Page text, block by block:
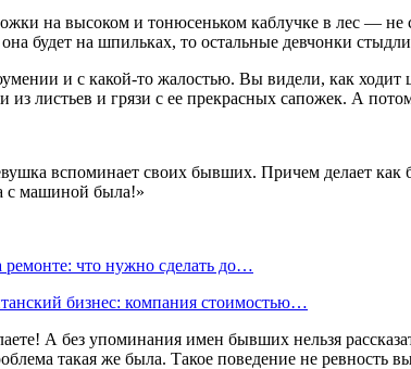
на высоком и тонюсеньком каблучке в лес —
будет на шпильках, то остальные девчонки
и с какой-то жалостью. Вы видели, как
листьев и грязи с ее прекрасных сапожек. А
вспоминает своих бывших. Причем делает
с машиной была!»
ремонте: что нужно сделать до…
бизнес: компания стоимостью…
А без упоминания имен бывших нельзя
такая же была. Такое поведение не ревность